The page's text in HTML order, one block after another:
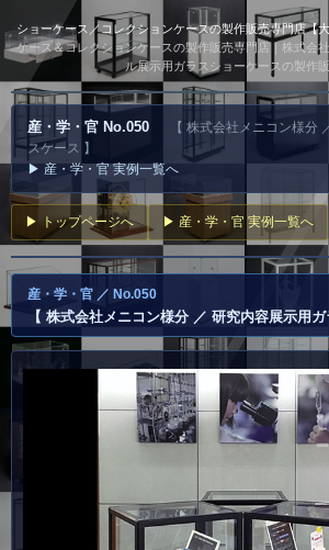
ショーケース／コレクションケースの製作販売専門店【
ケース＆コレクションケースの製作販売専門店｜株式会
ル展示用ガラスショーケースの製作
産・学・官 No.050
【 株式会社メニコン様分
スケース 】
▶ 産・学・官 実例一覧へ
▶ トップページへ ▶ 産・学・官 実例一覧へ
産・学・官 ／ No.050
【 株式会社メニコン様分 ／ 研究内容展示用ガ